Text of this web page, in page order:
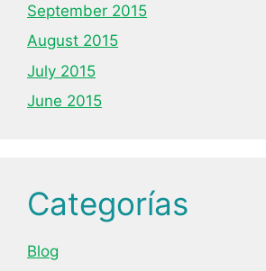
September 2015
August 2015
July 2015
June 2015
Categorías
Blog